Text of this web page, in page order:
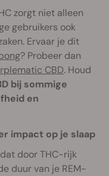
zorgt niet alleen
gebruikers ook
Ervaar je dit
? Probeer dan
CBD. Houd
bij sommige
en
impact op je slaap
door THC-rijk
duur van je REM-